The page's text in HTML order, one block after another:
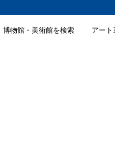
博物館・美術館を検索 アート